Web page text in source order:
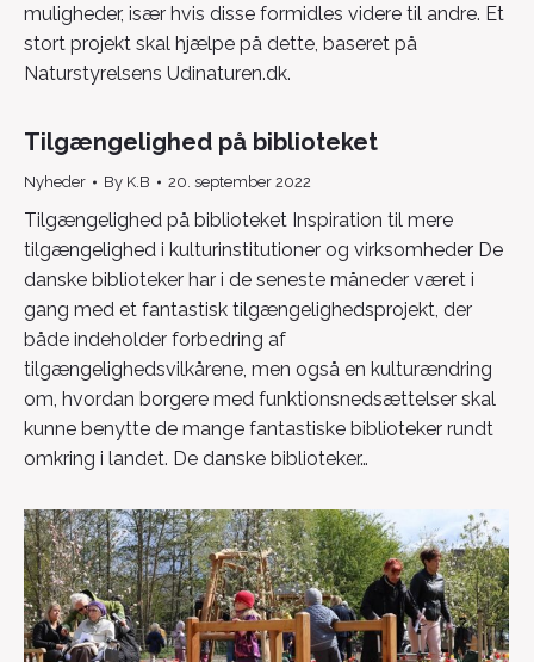
muligheder, især hvis disse formidles videre til andre. Et
stort projekt skal hjælpe på dette, baseret på
Naturstyrelsens Udinaturen.dk.
Tilgængelighed på biblioteket
Nyheder By K.B 20. september 2022
Tilgængelighed på biblioteket Inspiration til mere
tilgængelighed i kulturinstitutioner og virksomheder De
danske biblioteker har i de seneste måneder været i
gang med et fantastisk tilgængelighedsprojekt, der
både indeholder forbedring af
tilgængelighedsvilkårene, men også en kulturændring
om, hvordan borgere med funktionsnedsættelser skal
kunne benytte de mange fantastiske biblioteker rundt
omkring i landet. De danske biblioteker…